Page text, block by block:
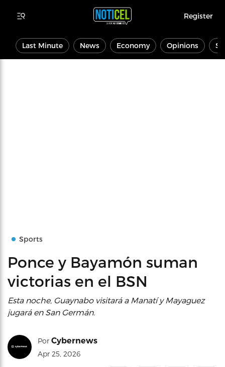
Register
Last Minute News Economy Opinions
Sports
Ponce y Bayamón suman
victorias en el BSN
Esta noche, Guaynabo visitará a Manatí y Mayaguez
jugará en San Germán.
Por Cybernews
Apr 25, 2026